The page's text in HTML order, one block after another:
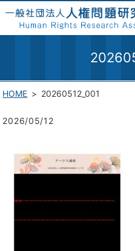
HOME 20260512_001
2026/05/12